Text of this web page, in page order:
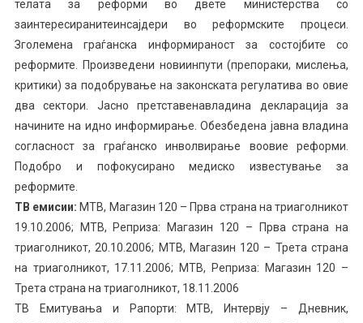
телата за реформи во двете министерства со
заинтересиранитеинсајдери во реформските процеси.
Зголемена граѓанска информираност за состојбите со
реформите. Произведени новиинпути (препораки, мислења,
критики) за подобрување на законската регулатива во овие
два сектори. Јасно претставенавладина декларација за
начините на идно информирање. Обезбедена јавна владина
согласност за граѓанско инволвирање воовие реформи.
Подобро и пофокусирано медиско известување за
реформите.
ТВ емисии: МТВ, Магазин 120 – Прва страна на триаголникот
19.10.2006; МТВ, Реприза: Магазин 120 – Прва страна на
триаголникот, 20.10.2006; МТВ, Магазин 120 – Трета страна
на триаголникот, 17.11.2006; МТВ, Реприза: Магазин 120 –
Трета страна на триаголникот, 18.11.2006
ТВ Емитувања и Рапорти: МТВ, Интервју – Дневник,